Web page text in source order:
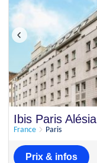
Ibis Paris
France Paris
Prix & infos